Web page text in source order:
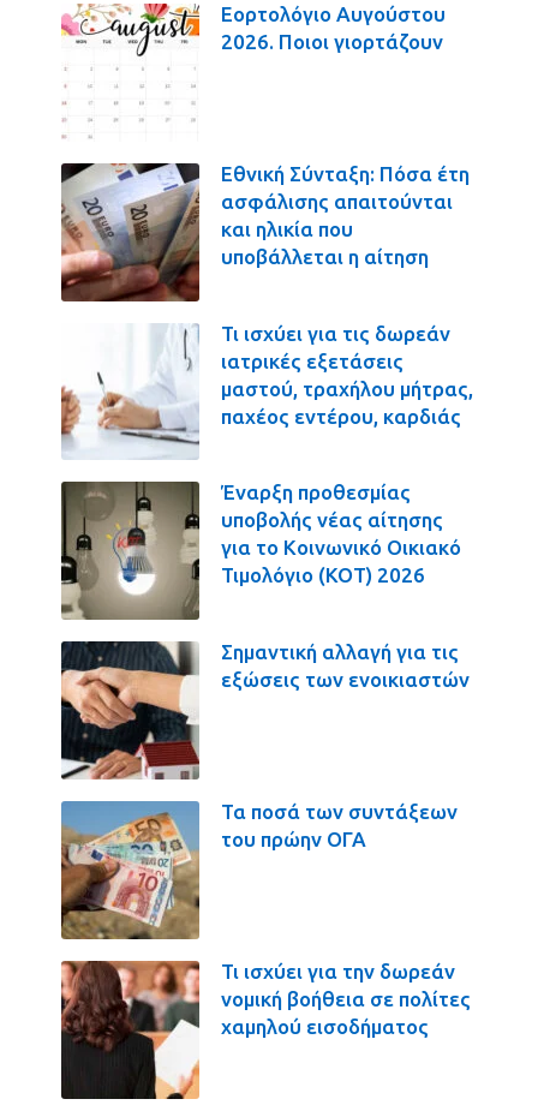
Εορτολόγιο Αυγούστου
2026. Ποιοι γιορτάζουν
Εθνική Σύνταξη: Πόσα έτη
ασφάλισης απαιτούνται
και ηλικία που
υποβάλλεται η αίτηση
Τι ισχύει για τις δωρεάν
ιατρικές εξετάσεις
μαστού, τραχήλου μήτρας,
παχέος εντέρου, καρδιάς
Έναρξη προθεσμίας
υποβολής νέας αίτησης
για το Κοινωνικό Οικιακό
Τιμολόγιο (ΚΟΤ) 2026
Σημαντική αλλαγή για τις
εξώσεις των ενοικιαστών
Τα ποσά των συντάξεων
του πρώην ΟΓΑ
Τι ισχύει για την δωρεάν
νομική βοήθεια σε πολίτες
χαμηλού εισοδήματος